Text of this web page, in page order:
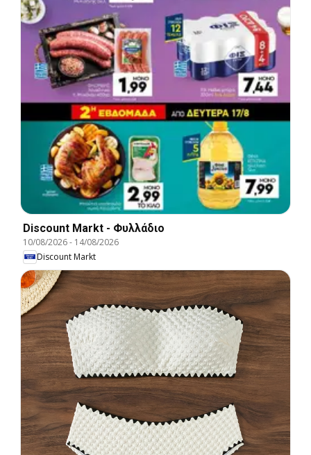
Discount Markt - Φυλλάδιο
10/08/2026- 14/08/2026
Discount Markt